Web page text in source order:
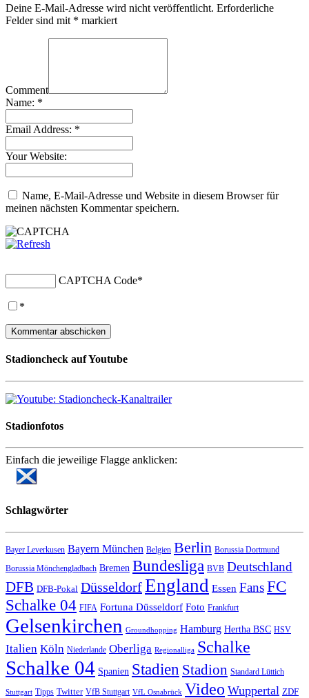
Deine E-Mail-Adresse wird nicht veröffentlicht. Erforderliche
Felder sind mit * markiert
Comment
Name: *
Email Address: *
Your Website:
Name, E-Mail-Adresse und Website in diesem Browser für
meinen nächsten Kommentar speichern.
CAPTCHA Code*
*
Stadioncheck auf Youtube
Stadionfotos
Einfach die jeweilige Flagge anklicken:
Schlagwörter
Bayer Leverkusen Bayern München Belgien Berlin Borussia Dortmund
Borussia Mönchengladbach Bremen Bundesliga BVB Deutschland
DFB DFB-Pokal DüsseldorfEngland Essen FansFC
Schalke 04 FIFA Fortuna Düsseldorf Foto Frankfurt
Gelsenkirchen Groundhopping Hamburg Hertha BSC HSV
Italien Köln Niederlande Oberliga Regionalliga Schalke
Schalke 04 Spanien Stadien Stadion Standard Lüttich
Stuttgart Tipps Twitter VfB Stuttgart VfL Osnabrück Video Wuppertal ZDF